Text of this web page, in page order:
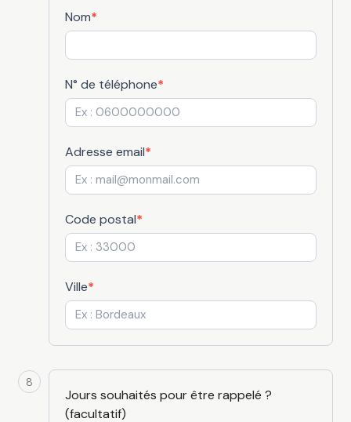
Nom*
N° de téléphone*
Adresse email*
Code postal*
Ville*
8
Jours souhaités pour être rappelé ?
(facultatif)